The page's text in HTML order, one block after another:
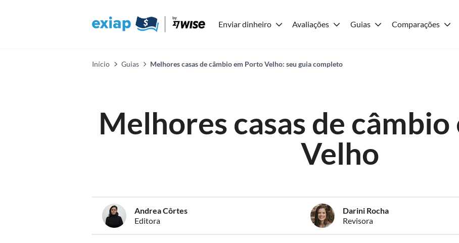
Enviar dinheiro Avaliações Guias Comparações
Início Guias Melhores casas de câmbio em Porto Velho: seu guia completo
Melhores casas de
Velho
Andrea Côrtes
Editora
Darini Rocha
Revisora